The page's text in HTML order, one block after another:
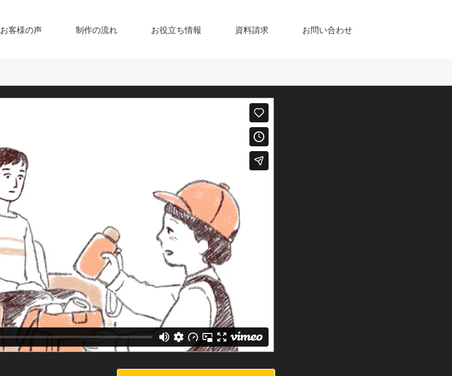
お客様の声 制作の流れ お役立ち情報 資料請求 お問い合わせ